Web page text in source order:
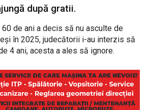
după gratii.
de ani a decis să nu asculte de
în 2025, judecătorii i-au interzis să
4 ani, acesta a ales să ignore.